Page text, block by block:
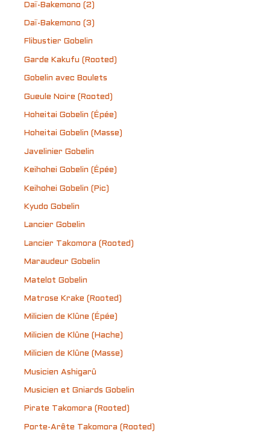
Daï-Bakemono (2)
Daï-Bakemono (3)
Flibustier Gobelin
Garde Kakufu (Rooted)
Gobelin avec Boulets
Gueule Noire (Rooted)
Hoheitai Gobelin (Épée)
Hoheitai Gobelin (Masse)
Javelinier Gobelin
Keihohei Gobelin (Épée)
Keihohei Gobelin (Pic)
Kyudo Gobelin
Lancier Gobelin
Lancier Takomora (Rooted)
Maraudeur Gobelin
Matelot Gobelin
Matrose Krake (Rooted)
Milicien de Klûne (Épée)
Milicien de Klûne (Hache)
Milicien de Klûne (Masse)
Musicien Ashigarû
Musicien et Gniards Gobelin
Pirate Takomora (Rooted)
Porte-Arête Takomora (Rooted)